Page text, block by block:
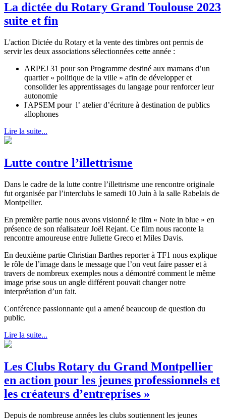
La dictée du Rotary Grand Toulouse 2023
suite et fin
L'action Dictée du Rotary et la vente des timbres ont permis de
servir les deux associations sélectionnées cette année :
ARPEJ 31 pour son Programme destiné aux mamans d’un
quartier « politique de la ville » afin de développer et
consolider les apprentissages du langage pour renforcer leur
autonomie
l'APSEM pour l’ atelier d’écriture à destination de publics
allophones
Lire la suite...
Lutte contre l’illettrisme
Dans le cadre de la lutte contre l’illettrisme une rencontre originale
fut organisée par l’interclubs le samedi 10 Juin à la salle Rabelais de
Montpellier.
En première partie nous avons visionné le film « Note in blue » en
présence de son réalisateur Joël Rejant. Ce film nous raconte la
rencontre amoureuse entre Juliette Greco et Miles Davis.
En deuxième partie Christian Barthes reporter à TF1 nous explique
le rôle de l’image dans le message que l’on veut faire passer et à
travers de nombreux exemples nous a démontré comment le même
image prise sous un angle différent pouvait changer notre
interprétation d’un fait.
Conférence passionnante qui a amené beaucoup de question du
public.
Lire la suite...
Les Clubs Rotary du Grand Montpellier
en action pour les jeunes professionnels et
les créateurs d’entreprises »
Depuis de nombreuse années les clubs soutiennent les jeunes